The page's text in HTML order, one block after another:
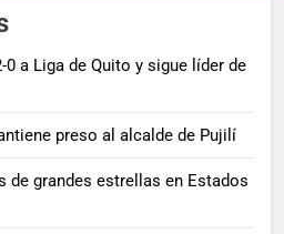
0 a Liga de Quito y sigue líder de
preso al alcalde de Pujilí
de grandes estrellas en Estados